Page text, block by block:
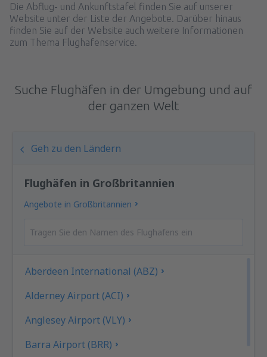
Die Abflug- und Ankunftstafel finden Sie auf unserer
Website unter der Liste der Angebote. Darüber hinaus
finden Sie auf der Website auch weitere Informationen
zum Thema Flughafenservice.
Suche Flughäfen in der Umgebung und auf
der ganzen Welt
Geh zu den Ländern
Flughäfen in Großbritannien
Angebote in Großbritannien
Aberdeen International (ABZ)
Alderney Airport (ACI)
Anglesey Airport (VLY)
Barra Airport (BRR)